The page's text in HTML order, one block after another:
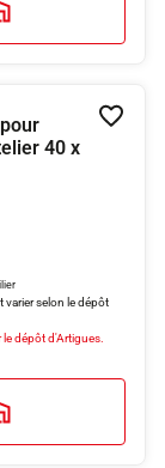
40 x
varier selon le dépôt
dépôt d'Artigues.